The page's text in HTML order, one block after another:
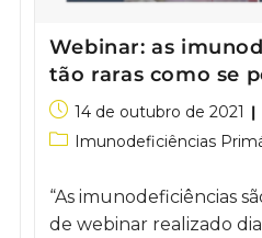
Webinar: as
tão raras como se
14 de outubro de 2021
Imunodeficiências
“As imunodeficiências
de webinar realizado